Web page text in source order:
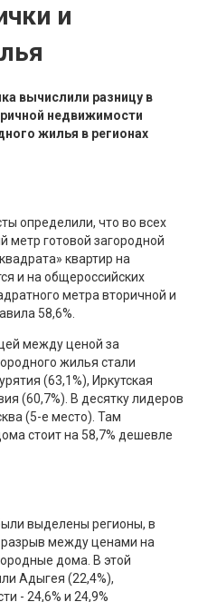
и
вычислили разницу в
недвижимости
жилья в регионах
определили, что во всех
метр готовой загородной
квартир на
и на общероссийских
метра вторичной и
58,6%.
между ценой за
жилья стали
(63,1%), Иркутская
(60,7%). В десятку лидеров
(5-е место). Там
стоит на 58,7% дешевле
выделены регионы, в
между ценами на
дома. В этой
Адыгея (22,4%),
- 24,6% и 24,9%